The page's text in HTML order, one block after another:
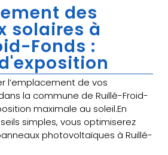
des
solaires à
Fonds :
l’emplacement de vos
la commune de Ruillé-Froid-
maximale au soleil.En
simples, vous optimiserez
photovoltaïques à Ruillé-